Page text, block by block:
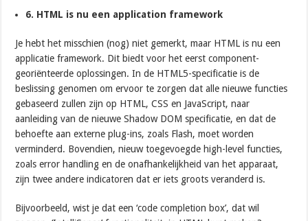
6. HTML is nu een application framework
Je hebt het misschien (nog) niet gemerkt, maar HTML is nu een
applicatie framework. Dit biedt voor het eerst component-
georiënteerde oplossingen. In de HTML5-specificatie is de
beslissing genomen om ervoor te zorgen dat alle nieuwe functies
gebaseerd zullen zijn op HTML, CSS en JavaScript, naar
aanleiding van de nieuwe Shadow DOM specificatie, en dat de
behoefte aan externe plug-ins, zoals Flash, moet worden
verminderd. Bovendien, nieuw toegevoegde high-level functies,
zoals error handling en de onafhankelijkheid van het apparaat,
zijn twee andere indicatoren dat er iets groots veranderd is.
Bijvoorbeeld, wist je dat een ‘code completion box’, dat wil